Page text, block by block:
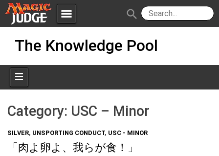
menu
Apps JudgeApps
Forum
Judges
Policies IPG
JAR
search
The Knowledge Pool
Category: USC – Minor
SILVER, UNSPORTING CONDUCT, USC - MINOR
「肉よ卵よ、我らが食！」